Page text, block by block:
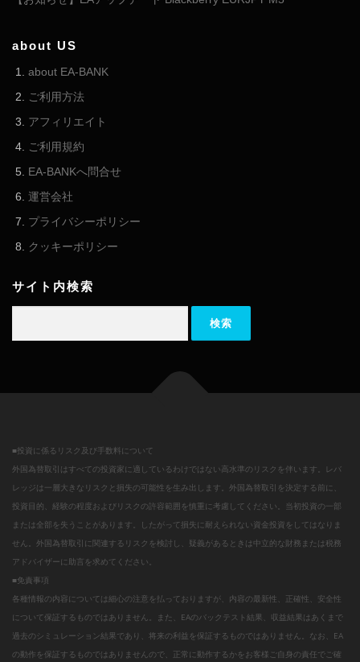
about US
about EA-BANK
ご利用方法
アフィリエイト
ご利用規約
EA-BANKへ問合せ
運営会社
プライバシーポリシー
クッキーポリシー
サイト内検索
■投資に係るリスク及び手数料について
外国為替取引はすべての投資家に適しているわけではない高水準のリスクを伴います。レバ
レッジは一層大きなリスクと損失の可能性を生み出します。外国為替取引を決定する前に、
投資目的、経験の程度およびリスクの許容範囲を慎重に考慮してください。当初投資の一部
または全部を失うことがあります。したがって損失に耐えられない資金投資をしてはなりま
せん。外国為替取引に関連するリスクを検討し、疑義があるときは中立的な財務または税務
アドバイザーに助言を求めてください。
■免責事項
各種情報の内容については細心の注意を払っておりますが、内容の最新性、正確性、安全性
について保証するものではありません。また、EAのバックテスト結果、収益結果はあくまで
過去のシミュレーション結果であり、将来の利益を保証するものではありません。なお、EA
の動作を保証するものではありませんので、正常に動作するかをお客様ご自身の責任でご確